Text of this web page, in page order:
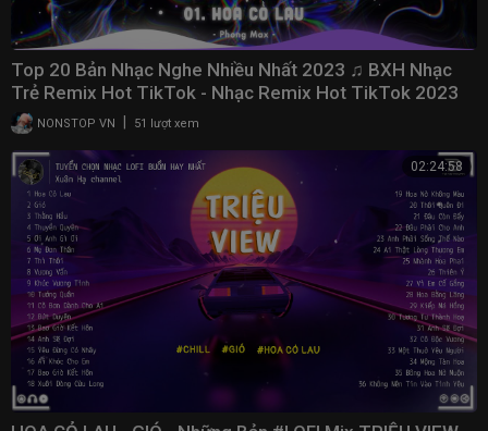
Top 20 Bản Nhạc Nghe Nhiều Nhất 2023 ♫ BXH Nhạc
Trẻ Remix Hot TikTok - Nhạc Remix Hot TikTok 2023
NONSTOP VN 51 lượt xem
02:24:58